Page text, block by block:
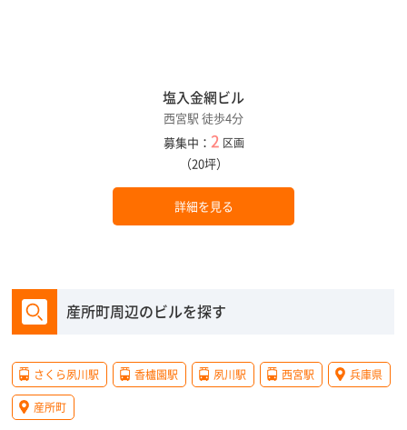
塩入金網ビル
西宮駅 徒歩4分
募集中： 2 区画
（20坪）
詳細を見る
産所町周辺のビルを探す
さくら夙川駅 香櫨園駅 夙川駅 西宮駅 兵庫県
産所町